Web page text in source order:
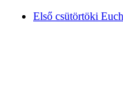
Első csütörtöki